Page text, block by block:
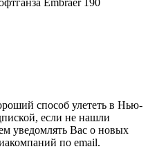
способ улететь в Нью-
если не нашли
уведомлять Вас о новых
по email.